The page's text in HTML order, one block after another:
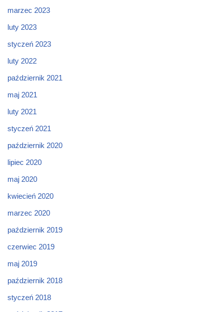
marzec 2023
luty 2023
styczeń 2023
luty 2022
październik 2021
maj 2021
luty 2021
styczeń 2021
październik 2020
lipiec 2020
maj 2020
kwiecień 2020
marzec 2020
październik 2019
czerwiec 2019
maj 2019
październik 2018
styczeń 2018